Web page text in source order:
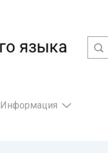
Информация